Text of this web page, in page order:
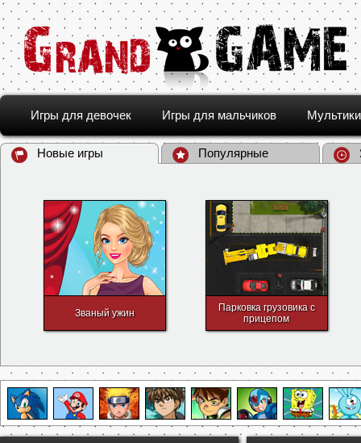
Игры для девочек Игры для мальчиков Мультики
Новые игры Популярные
Званый ужин
Парковка грузовика с
прицепом